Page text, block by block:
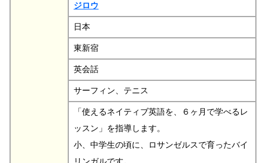
ジロウ
日本
東新宿
英会話
サーフィン、テニス
「使えるネイティブ英語を、６ヶ月で学べるレ
ッスン」を指導します。
小、中学生の頃に、ロサンゼルスで育ったバイ